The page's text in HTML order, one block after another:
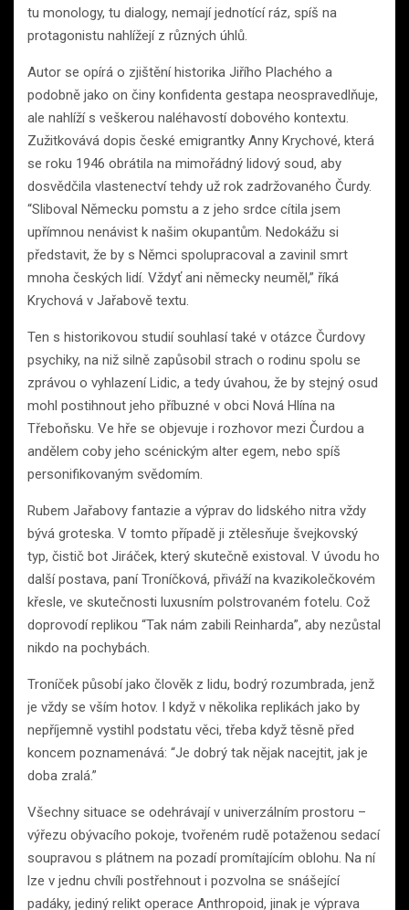
tu monology, tu dialogy, nemají jednotící ráz, spíš na
protagonistu nahlížejí z různých úhlů.
Autor se opírá o zjištění historika Jiřího Plachého a
podobně jako on činy konfidenta gestapa neospravedlňuje,
ale nahlíží s veškerou naléhavostí dobového kontextu.
Zužitkovává dopis české emigrantky Anny Krychové, která
se roku 1946 obrátila na mimořádný lidový soud, aby
dosvědčila vlastenectví tehdy už rok zadržovaného Čurdy.
“Sliboval Německu pomstu a z jeho srdce cítila jsem
upřímnou nenávist k našim okupantům. Nedokážu si
představit, že by s Němci spolupracoval a zavinil smrt
mnoha českých lidí. Vždyť ani německy neuměl,” říká
Krychová v Jařabově textu.
Ten s historikovou studií souhlasí také v otázce Čurdovy
psychiky, na niž silně zapůsobil strach o rodinu spolu se
zprávou o vyhlazení Lidic, a tedy úvahou, že by stejný osud
mohl postihnout jeho příbuzné v obci Nová Hlína na
Třeboňsku. Ve hře se objevuje i rozhovor mezi Čurdou a
andělem coby jeho scénickým alter egem, nebo spíš
personifikovaným svědomím.
Rubem Jařabovy fantazie a výprav do lidského nitra vždy
bývá groteska. V tomto případě ji ztělesňuje švejkovský
typ, čistič bot Jiráček, který skutečně existoval. V úvodu ho
další postava, paní Troníčková, přiváží na kvazikolečkovém
křesle, ve skutečnosti luxusním polstrovaném fotelu. Což
doprovodí replikou “Tak nám zabili Reinharda”, aby nezůstal
nikdo na pochybách.
Troníček působí jako člověk z lidu, bodrý rozumbrada, jenž
je vždy se vším hotov. I když v několika replikách jako by
nepříjemně vystihl podstatu věci, třeba když těsně před
koncem poznamenává: “Je dobrý tak nějak nacejtit, jak je
doba zralá.”
Všechny situace se odehrávají v univerzálním prostoru –
výřezu obývacího pokoje, tvořeném rudě potaženou sedací
soupravou s plátnem na pozadí promítajícím oblohu. Na ní
lze v jednu chvíli postřehnout i pozvolna se snášející
padáky, jediný relikt operace Anthropoid, jinak je výprava